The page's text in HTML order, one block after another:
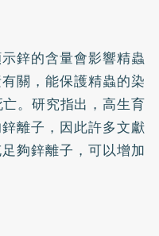
鋅的含量會影響精蟲
關，能保護精蟲的染
。研究指出，高生育
離子，因此許多文獻
夠鋅離子，可以增加